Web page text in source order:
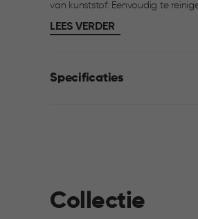
van kunststof: Eenvoudig te
Ideaal voor gebruik in de
LEES VERDER
Specificaties
Collectie